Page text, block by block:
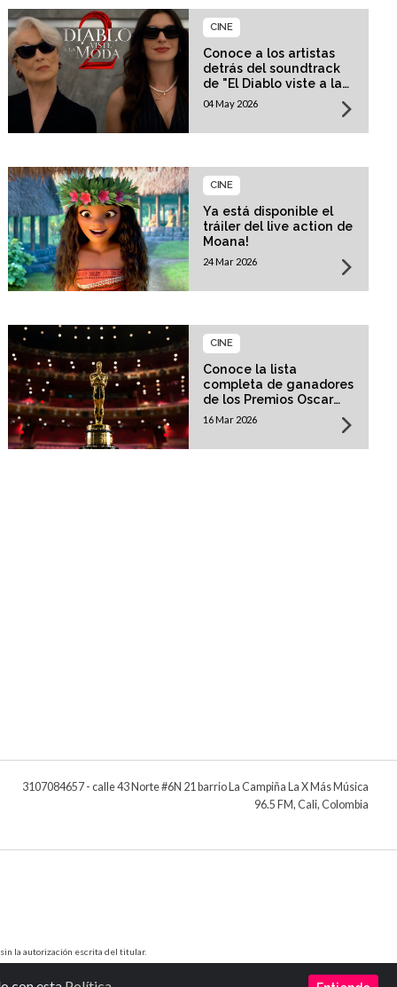
Conoce a los artistas
detrás del soundtrack
de "El Diablo viste a la
moda 2"
CINE
04 May 2026
Ya está disponible el
tráiler del live action de
Moana!
CINE
24 Mar 2026
Conoce la lista
completa de ganadores
de los Premios Oscar
2026!
CINE
16 Mar 2026
3107084657 - calle 43 Norte #6N 21 barrio La Campiña La X Más Música
96.5 FM, Cali, Colombia
la autorización escrita del titular.